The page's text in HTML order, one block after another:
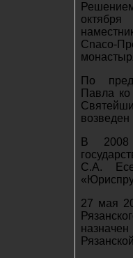
Cnaco-
По
Павла
возведен
В 2008
С.А.
27 мая